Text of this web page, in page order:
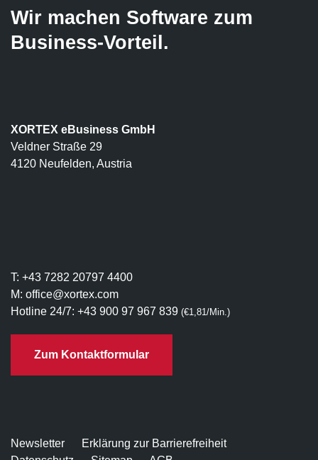
Wir machen Software zum
Business-Vorteil.
XORTEX eBusiness GmbH
Veldner Straße 29
4120 Neufelden, Austria
T: +43 7282 20797 4400
M: office@xortex.com
Hotline 24/7: +43 900 97 967 839 (€1,81/Min.)
Zum Kontaktformular
Newsletter
Erklärung zur Barrierefreiheit